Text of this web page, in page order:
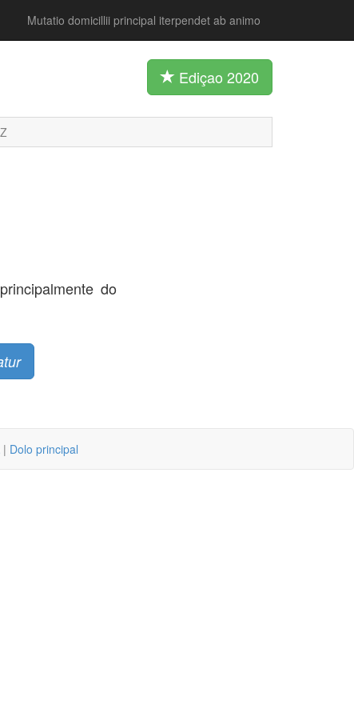
Mutatio domicillii principal iterpendet ab animo
Ediçao 2020
Z
do
| Dolo principal